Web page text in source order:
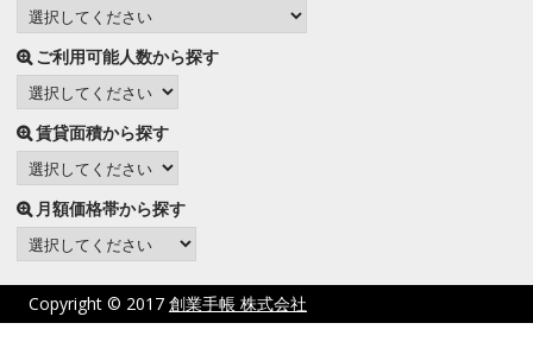
ご利用可能人数から探す
賃貸面積から探す
月額価格帯から探す
Copyright © 2017 創業手帳 株式会社